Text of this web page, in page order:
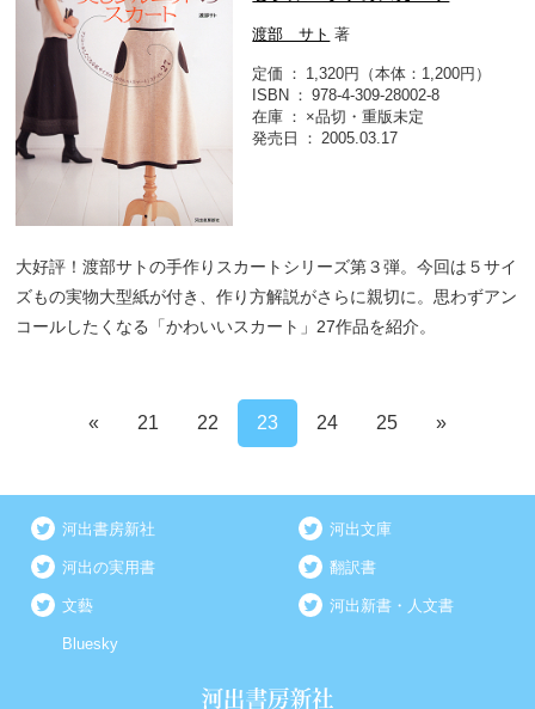
渡部 サト 著
定価
1,320円（本体：1,200円）
ISBN
978-4-309-28002-8
在庫
×品切・重版未定
発売日
2005.03.17
大好評！渡部サトの手作りスカートシリーズ第３弾。今回は５サイ
ズもの実物大型紙が付き、作り方解説がさらに親切に。思わずアン
コールしたくなる「かわいいスカート」27作品を紹介。
« 21 22 23 24 25 »
河出書房新社 河出文庫
河出の実用書 翻訳書
文藝 河出新書・人文書
Bluesky